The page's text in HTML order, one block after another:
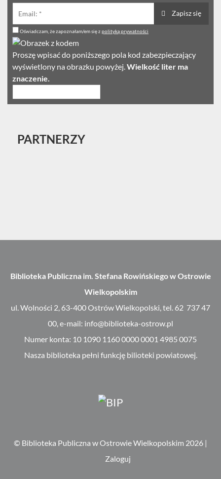
Zapisz się
Oświadczam, że zapoznałam/em się zpolityką prywatności
Proszę wpisać do poniższego pola kod zabezpieczający
wyświetlony na obrazku powyżej.Wielkość liter ma
znaczenie.
PARTNERZY
Biblioteka Publiczna im. Stefana Rowińskiego w Ostrowie
Wielkopolskim
ul. Wolności 2, 63-400 Ostrów Wielkopolski, tel. 62 737 47
00, e-mail: info@biblioteka-ostrow.pl
Numer konta: 10 1090 1160 0000 0001 4985 0075
Nasza biblioteka pełni funkcję bilioteki powiatowej.
© Biblioteka Publiczna w Ostrowie Wielkopolskim 2026 |
Zaloguj